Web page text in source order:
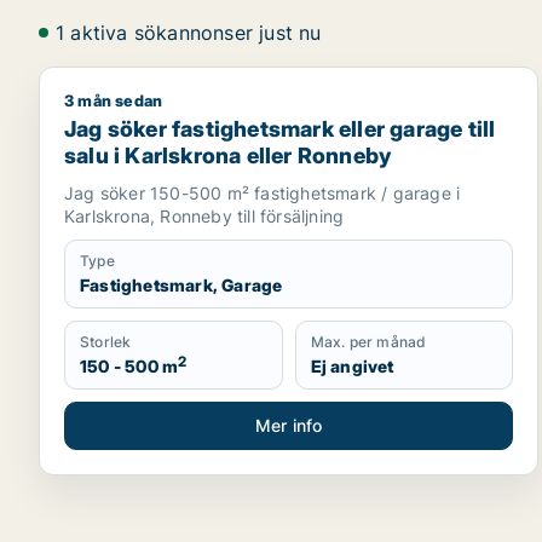
1 aktiva sökannonser just nu
Jag söker fastighetsmark eller garage till salu i
3 mån sedan
Jag söker fastighetsmark eller garage till
salu i Karlskrona eller Ronneby
Jag söker 150-500 m² fastighetsmark / garage i
Karlskrona, Ronneby till försäljning
Type
Fastighetsmark, Garage
Storlek
150 - 500 m2
Max. per månad
Ej angivet
Mer info